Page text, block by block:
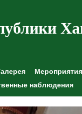
Мероприятия
наблюдения